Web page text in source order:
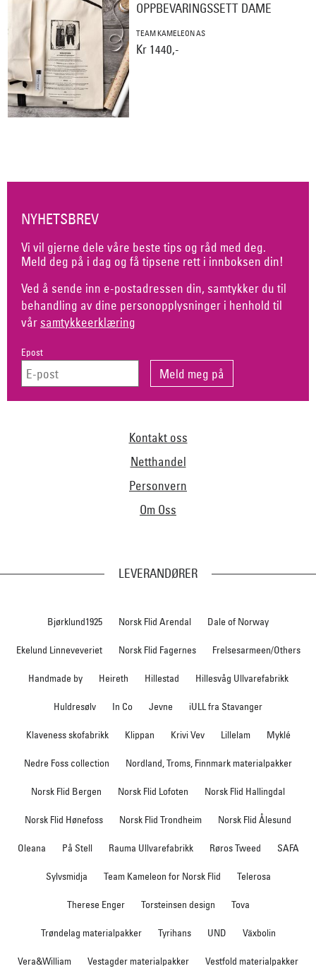
OPPBEVARINGSSETT DAME
TEAM KAMELEON AS
Kr 1440,-
NYHETSBREV
Vi vil gjerne dele våre beste tips og råd med deg.
Meld deg på i dag og få tipsene rett i innboksen din!
Ved å sende inn e-postadressen din, samtykker du til
behandling av dine personopplysninger i henhold til
vår samtykkeerklæring
Epost
Kontakt oss
Netthandel
Personvern
Om Oss
LEVERANDØRER
Bjørklund1925 Norsk Flid Arendal Dale of Norway
Ekelund Linneveveriet Norsk Flid Fagernes Frelsesarmeen/Others
Handmade by Heireth Hillestad Hillesvåg Ullvarefabrikk
Huldresølv In Co Jevne iULL fra Stavanger
Klaveness skofabrikk Klippan Krivi Vev Lillelam Myklé
Nedre Foss collection Nordland, Troms, Finnmark materialpakker
Norsk Flid Bergen Norsk Flid Lofoten Norsk Flid Hallingdal
Norsk Flid Hønefoss Norsk Flid Trondheim Norsk Flid Ålesund
Oleana På Stell Rauma Ullvarefabrikk Røros Tweed SAFA
Sylvsmidja Team Kameleon for Norsk Flid Telerosa
Therese Enger Torsteinsen design Tova
Trøndelag materialpakker Tyrihans UND Växbolin
Vera&William Vestagder materialpakker Vestfold materialpakker